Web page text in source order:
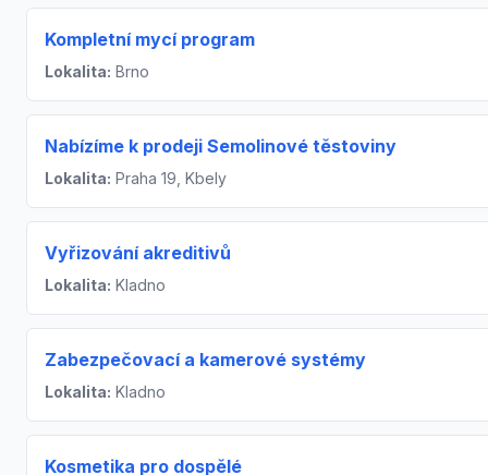
Kompletní mycí program
Lokalita: Brno
Nabízíme k prodeji Semolinové těstoviny
Lokalita: Praha 19, Kbely
Vyřizování akreditivů
Lokalita: Kladno
Zabezpečovací a kamerové systémy
Lokalita: Kladno
Kosmetika pro dospělé